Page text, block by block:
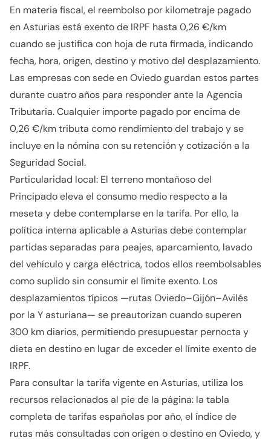
En materia fiscal, el reembolso por kilometraje pagado
en Asturias está exento de IRPF hasta 0,26 €/km
cuando se justifica con hoja de ruta firmada, indicando
fecha, hora, origen, destino y motivo del desplazamiento.
Las empresas con sede en Oviedo guardan estos partes
durante cuatro años para responder ante la Agencia
Tributaria. Cualquier importe pagado por encima de
0,26 €/km tributa como rendimiento del trabajo y se
incluye en la nómina con su retención y cotización a la
Seguridad Social.
Particularidad local: El terreno montañoso del
Principado eleva el consumo medio respecto a la
meseta y debe contemplarse en la tarifa. Por ello, la
política interna aplicable a Asturias debe contemplar
partidas separadas para peajes, aparcamiento, lavado
del vehículo y carga eléctrica, todos ellos reembolsables
como suplido sin consumir el límite exento. Los
desplazamientos típicos —rutas Oviedo–Gijón–Avilés
por la Y asturiana— se preautorizan cuando superen
300 km diarios, permitiendo presupuestar pernocta y
dieta en destino en lugar de exceder el límite exento de
IRPF.
Para consultar la tarifa vigente en Asturias, utiliza los
recursos relacionados al pie de la página: la tabla
completa de tarifas españolas por año, el índice de
rutas más consultadas con origen o destino en Oviedo, y